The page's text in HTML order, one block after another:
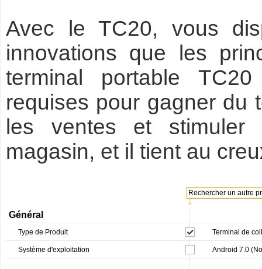
Avec le TC20, vous
innovations que les
terminal portable
requises pour gagner du
les ventes et stimuler
magasin, et il tient au
↓
Rechercher un autre
Général
Type de Produit Terminal de
Système d'exploitation Android 7.0